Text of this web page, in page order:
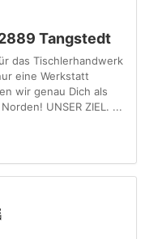
Tangstedt
das Tischlerhandwerk
eine Werkstatt
wir genau Dich als
UNSER ZIEL. ...